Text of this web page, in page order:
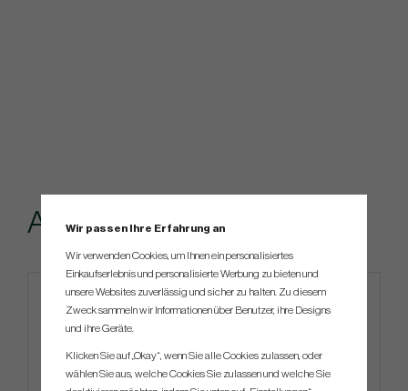
Andere kauften...
Wir passen Ihre Erfahrung an
Wir verwenden Cookies, um Ihnen ein personalisiertes
Einkaufserlebnis und personalisierte Werbung zu bieten und
unsere Websites zuverlässig und sicher zu halten. Zu diesem
Zweck sammeln wir Informationen über Benutzer, ihre Designs
und ihre Geräte.
Klicken Sie auf „Okay“, wenn Sie alle Cookies zulassen, oder
wählen Sie aus, welche Cookies Sie zulassen und welche Sie